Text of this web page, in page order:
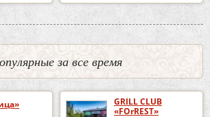
за все время
GRILL CLUB
«FOrREST»